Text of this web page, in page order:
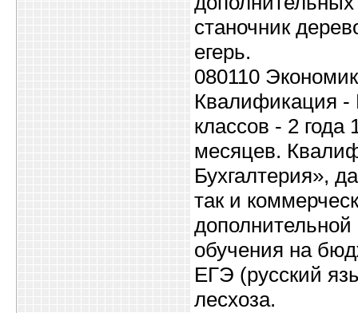
станочник
егерь.
080110
Квалификация -
классов - 2 года
месяцев.
Бухгалтерия»,
так и
обучения на
ЕГЭ (русский
лесхоза.